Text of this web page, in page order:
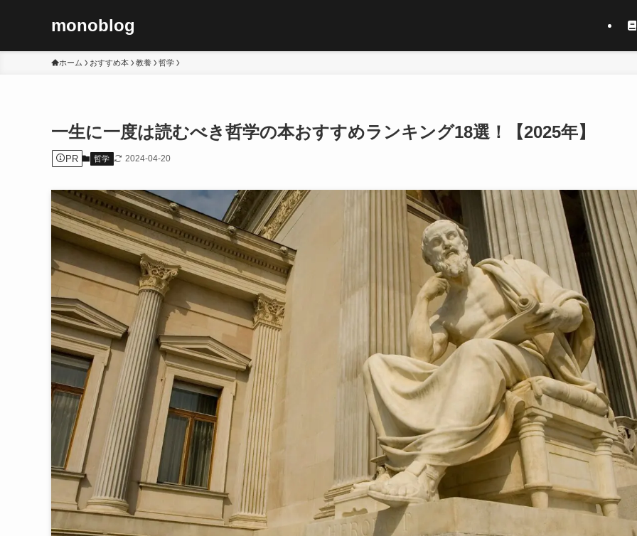
monoblog
ホーム おすすめ本 教養 哲学
一生に一度は読むべき哲学の本おすすめランキング18選！【2025年】
PR 哲学 2024-04-20